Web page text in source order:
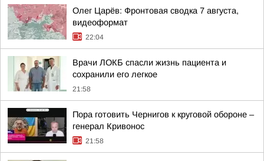
Олег Царёв: Фронтовая сводка 7 августа,
видеоформат
22:04
Врачи ЛОКБ спасли жизнь пациента и
сохранили его легкое
21:58
Пора готовить Чернигов к круговой обороне –
генерал Кривонос
21:58